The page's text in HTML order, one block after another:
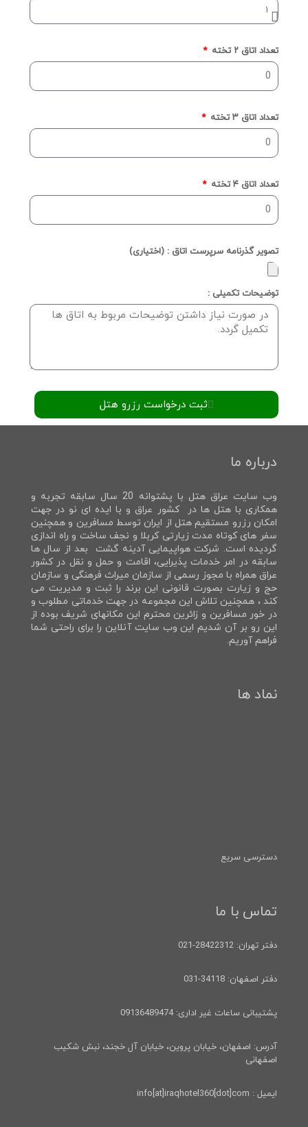
تعداد اتاق ۲ تخته
تعداد اتاق ۳ تخته
تعداد اتاق ۴ تخته
تصویر گذرنامه سرپرست اتاق : (اختیاری)
توضیحات تکمیلی :
ثبت درخواست رزرو هتل
درباره ما
وب سایت عراق هتل با پشتوانه 20 سال سابقه تجربه و
همکاری با هتل ها در کشور عراق و با ایده ای نو در جهت
امکان رزرو مستقیم هتل از ایران توسط مسافرین و همچنین
سفر های کوتاه مدت زیارتی کربلا و نجف ساخت و راه اندازی
گردیده است. شرکت هواپیمایی آدینه گشت بعد از سال ها
سابقه در امر خدمات پذیرایی، اقامت و حمل و نقل در کشور
عراق همراه با مجوز رسمی از سازمان میراث فرهنگی و سازمان
حج و زیارت بصورت قانونی این برند را ثبت و مدیریت می
کند ، همچنین تلاش این مجموعه در جهت خدماتی مطلوب و
در خور مسافرین و زائرین محترم این مکانهای شریف بوده از
این رو بر آن شدیم این وب سایت آنلاین را برای راحتی شما
فراهم آوریم.
نماد ها
دسترسی سریع
تماس با ما
دفتر تهران: 28422312-021
دفتر اصفهان: 34118-031
پشتیبانی ساعات غیر اداری: 09136489474
آدرس: اصفهان، خیابان پروین، خیابان آل خجند، نبش شکیب
اصفهانی
ایمیل : info[at]iraqhotel360[dot]com